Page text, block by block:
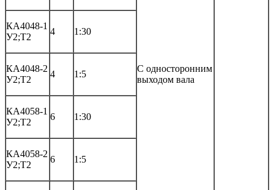
С односторонним
выходом вала
КА4048-1
У2;Т2
4 1:30
КА4048-2
У2;Т2
4 1:5
КА4058-1
У2;Т2
6 1:30
КА4058-2
У2;Т2
6 1:5